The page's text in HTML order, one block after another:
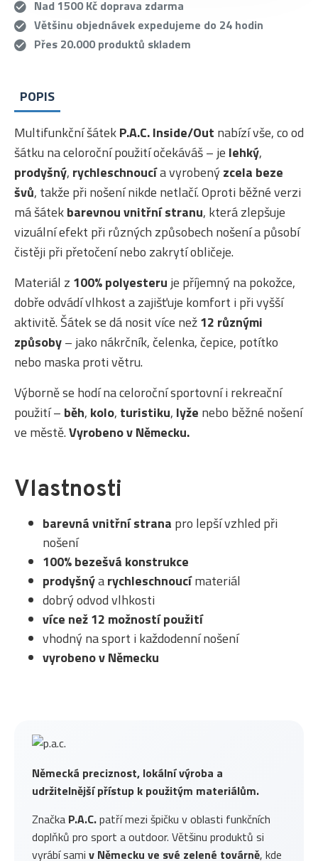
Nad 1500 Kč doprava zdarma
Většinu objednávek expedujeme do 24 hodin
Přes 20.000 produktů skladem
Německá preciznost, lokální výroba a
udržitelnější přístup k použitým materiálům.
Značka P.A.C.patří mezi špičku v oblasti funkčních
doplňků pro sport a outdoor. Většinu produktů si
vyrábí sami v Německu ve své zelené továrně, kde
POPIS
Multifunkční šátekP.A.C. Inside/Out nabízí vše, co od
šátku na celoroční použití očekáváš – je lehký,
prodyšný, rychleschnoucía vyrobenýzcela beze
švů, takže při nošení nikde netlačí. Oproti běžné verzi
má šátekbarevnou vnitřní stranu, která zlepšuje
vizuální efekt při různých způsobech nošení a působí
čistěji při přetočení nebo zakrytí obličeje.
Materiál z 100% polyesteru je příjemný na pokožce,
dobře odvádí vlhkost a zajišťuje komfort i při vyšší
aktivitě. Šátek se dá nosit více než12 různými
způsoby– jako nákrčník, čelenka, čepice, potítko
nebo maska proti větru.
Výborně se hodí na celoroční sportovní i rekreační
použití – běh, kolo, turistiku, lyže nebo běžné nošení
ve městě.Vyrobeno v Německu.
Vlastnosti
barevná vnitřní strana pro lepší vzhled při
nošení
100% bezešvá konstrukce
prodyšnýarychleschnoucímateriál
dobrý odvod vlhkosti
více než 12 možností použití
vhodný na sport i každodenní nošení
vyrobeno v Německu